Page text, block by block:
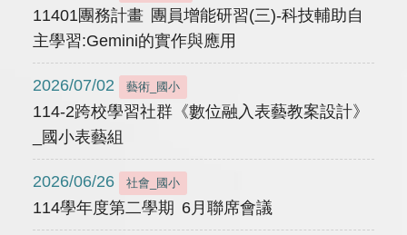
11401團務計畫 團員增能研習(三)-科技輔助自
主學習:Gemini的實作與應用
2026/07/02 藝術_國小
114-2跨校學習社群《數位融入表藝教案設計》
_國小表藝組
2026/06/26 社會_國小
114學年度第二學期 6月聯席會議